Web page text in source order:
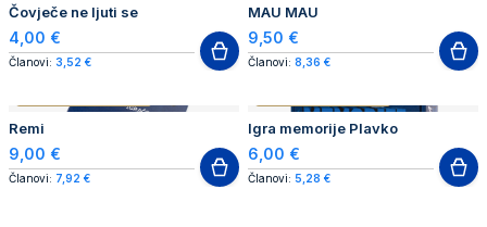
Čovječe ne ljuti se
4,00 €
Članovi: 3,52 €
MAU MAU
9,50 €
Članovi: 8,36 €
Remi
9,00 €
Članovi: 7,92 €
Igra memorije Plavko
6,00 €
Članovi: 5,28 €